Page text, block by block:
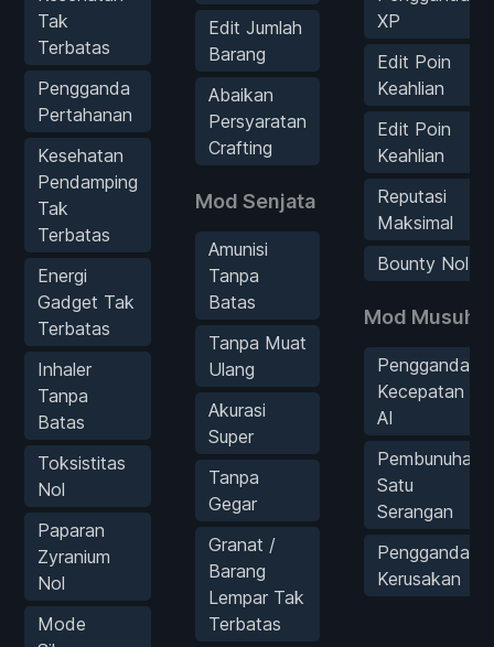
Tak
Terbatas
Pengganda
Pertahanan
Kesehatan
Pendamping
Tak
Terbatas
Energi
Gadget Tak
Terbatas
Inhaler
Tanpa
Batas
Toksistitas
Nol
Paparan
Zyranium
Nol
Mode
Edit Jumlah
Barang
Abaikan
Persyaratan
Crafting
Mod Senjata
Amunisi
Tanpa
Batas
Tanpa Muat
Ulang
Akurasi
Super
Tanpa
Gegar
Granat /
Barang
Lempar Tak
Terbatas
XP
Edit Poin
Keahlian
Edit Poin
Keahlian
Reputasi
Maksimal
Bounty Nol
Mod Musuh
Pengganda
Kecepatan
AI
Pembunuhan
Satu
Serangan
Pengganda
Kerusakan